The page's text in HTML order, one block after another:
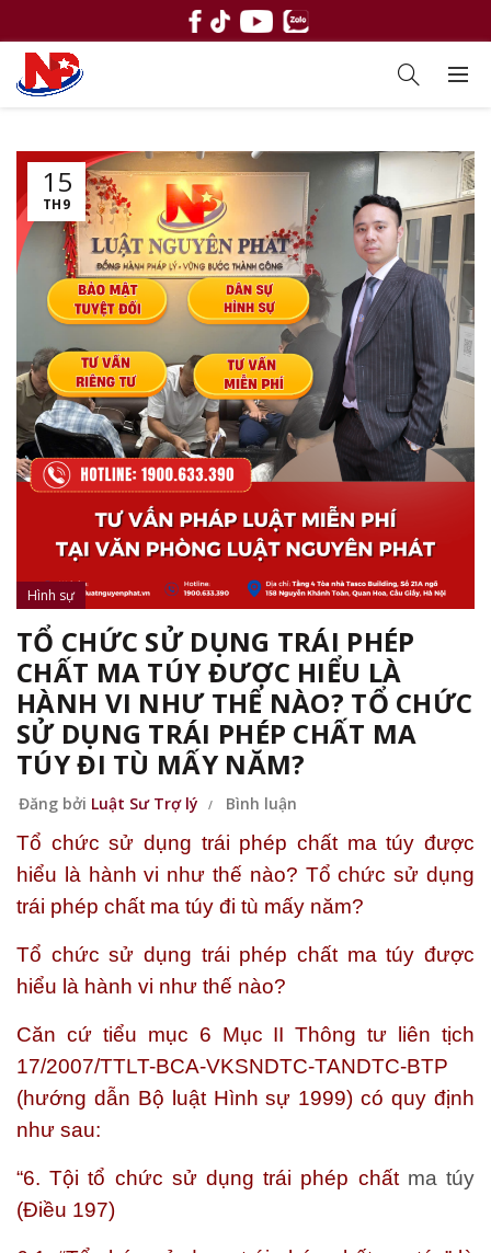
15
TH9
Hình sự
TỔ CHỨC SỬ DỤNG TRÁI PHÉP
CHẤT MA TÚY ĐƯỢC HIỂU LÀ
HÀNH VI NHƯ THẾ NÀO? TỔ CHỨC
SỬ DỤNG TRÁI PHÉP CHẤT MA
TÚY ĐI TÙ MẤY NĂM?
Đăng bởi Luật Sư Trợ lý Bình luận
Tổ chức sử dụng trái phép chất ma túy được
hiểu là hành vi như thế nào? Tổ chức sử dụng
trái phép chất ma túy đi tù mấy năm?
Tổ chức sử dụng trái phép chất ma túy được
hiểu là hành vi như thế nào?
Căn cứ tiểu mục 6 Mục II Thông tư liên tịch
17/2007/TTLT-BCA-VKSNDTC-TANDTC-BTP
(hướng dẫn Bộ luật Hình sự 1999) có quy định
như sau:
“6. Tội tổ chức sử dụng trái phép chất ma túy
(Điều 197)